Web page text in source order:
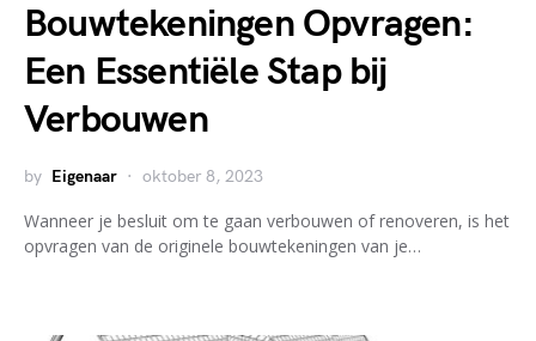
Bouwtekeningen Opvragen:
Een Essentiële Stap bij
Verbouwen
by Eigenaar oktober 8, 2023
Wanneer je besluit om te gaan verbouwen of renoveren, is het
opvragen van de originele bouwtekeningen van je…